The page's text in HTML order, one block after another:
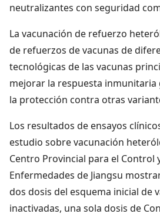
neutralizantes con seguridad
La vacunación de refuerzo
de refuerzos de vacunas de
tecnológicas de las vacunas
mejorar la respuesta inmunitaria
la protección contra otras
Los resultados de ensayos
estudio sobre vacunación
Centro Provincial para el Control
Enfermedades de Jiangsu
dos dosis del esquema inicial de
inactivadas, una sola dosis de